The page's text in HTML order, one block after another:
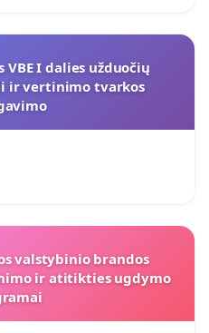
VBE I dalies užduočių
ir vertinimo tvarkos
valstybinio brandos
ir atitikties ugdymo